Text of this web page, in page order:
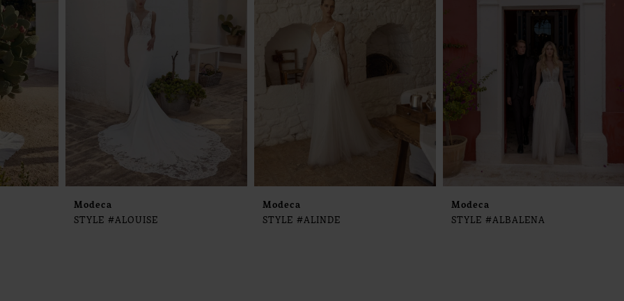
Modeca
STYLE #ALOUISE
Modeca
STYLE #ALINDE
Modeca
STYLE #ALBALENA